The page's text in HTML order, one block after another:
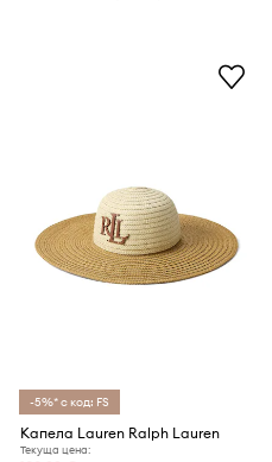
-5%* с код: FS
Капела Lauren Ralph Lauren
Текуща цена: